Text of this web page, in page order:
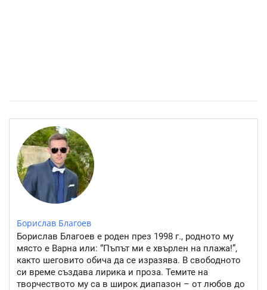
Борислав Благоев
Борислав Благоев е роден през 1998 г., родното му
място е Варна или: “Пъпът ми е хвърлен на плажа!”,
както шеговито обича да се изразява. В свободното
си време създава лирика и проза. Темите на
творчеството му са в широк диапазон – от любов до